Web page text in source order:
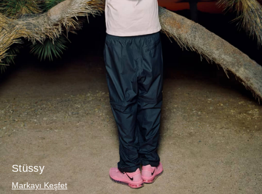
Stüssy
Markayı Keşfet